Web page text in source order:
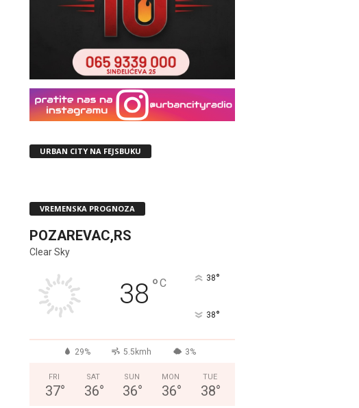
URBAN CITY NA FEJSBUKU
VREMENSKA PROGNOZA
POZAREVAC,RS
Clear Sky
38 °C 38°
38°
29% 5.5kmh 3%
FRI
37°
SAT
36°
SUN
36°
MON
36°
TUE
38°